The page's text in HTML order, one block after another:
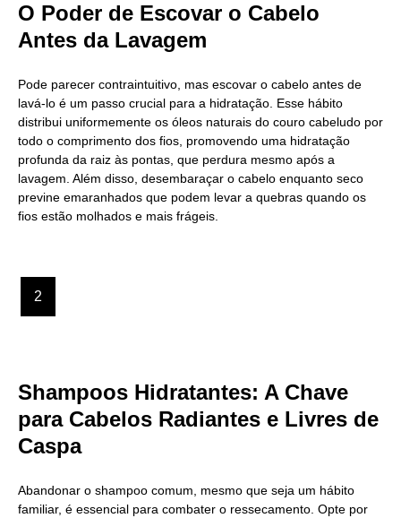
O Poder de Escovar o Cabelo
Antes da Lavagem
Pode parecer contraintuitivo, mas escovar o cabelo antes de
lavá-lo é um passo crucial para a hidratação. Esse hábito
distribui uniformemente os óleos naturais do couro cabeludo por
todo o comprimento dos fios, promovendo uma hidratação
profunda da raiz às pontas, que perdura mesmo após a
lavagem. Além disso, desembaraçar o cabelo enquanto seco
previne emaranhados que podem levar a quebras quando os
fios estão molhados e mais frágeis.
2
Shampoos Hidratantes: A Chave
para Cabelos Radiantes e Livres de
Caspa
Abandonar o shampoo comum, mesmo que seja um hábito
familiar, é essencial para combater o ressecamento. Opte por